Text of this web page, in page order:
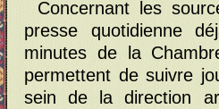
Concernant les
presse quotidienne
minutes de la
permettent de suivre
sein de la direction